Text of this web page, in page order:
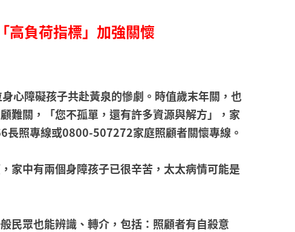
高負荷指標」加強關懷
心障礙孩子共赴黃泉的慘劇。時值歲末年關，也
難關，「您不孤單，還有許多資源與解方」，家
長照專線或0800-507272家庭照顧者關懷專線。
家中有兩個身障孩子已很辛苦，太太病情可能是
民眾也能辨識、轉介，包括：照顧者有自殺意